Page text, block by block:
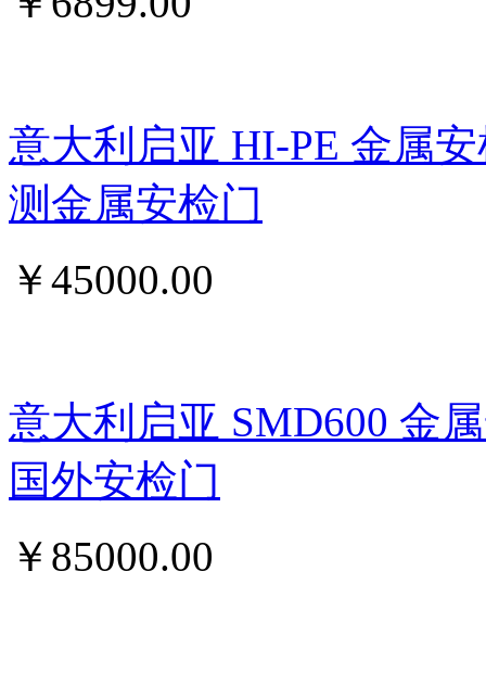
意大利启亚 HI-PE 金属
测金属安检门
￥45000.00
意大利启亚 SMD600 金
国外安检门
￥ 85000.00